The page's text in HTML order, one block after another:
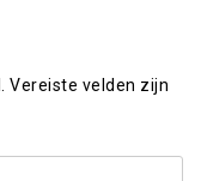
Vereiste velden zijn